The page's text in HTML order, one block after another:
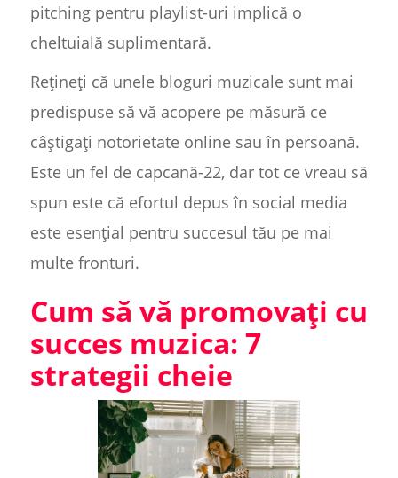
pitching pentru playlist-uri implică o
cheltuială suplimentară.
Rețineți că unele bloguri muzicale sunt mai
predispuse să vă acopere pe măsură ce
câștigați notorietate online sau în persoană.
Este un fel de capcană-22, dar tot ce vreau să
spun este că efortul depus în social media
este esențial pentru succesul tău pe mai
multe fronturi.
Cum să vă promovați cu
succes muzica: 7
strategii cheie